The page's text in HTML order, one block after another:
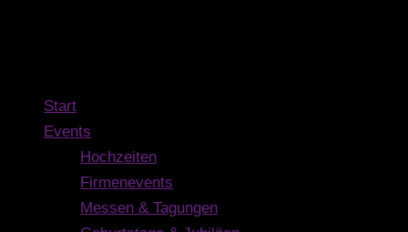
Start
Events
Hochzeiten
Firmenevents
Messen & Tagungen